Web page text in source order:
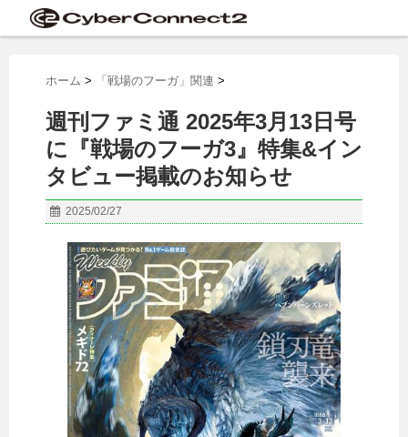
ホーム > 「戦場のフーガ」関連 >
週刊ファミ通 2025年3月13日号
に『戦場のフーガ3』特集&イン
タビュー掲載のお知らせ
2025/02/27